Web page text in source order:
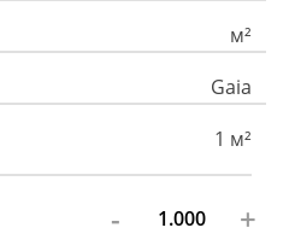
м²
Gaia
1 м²
- +